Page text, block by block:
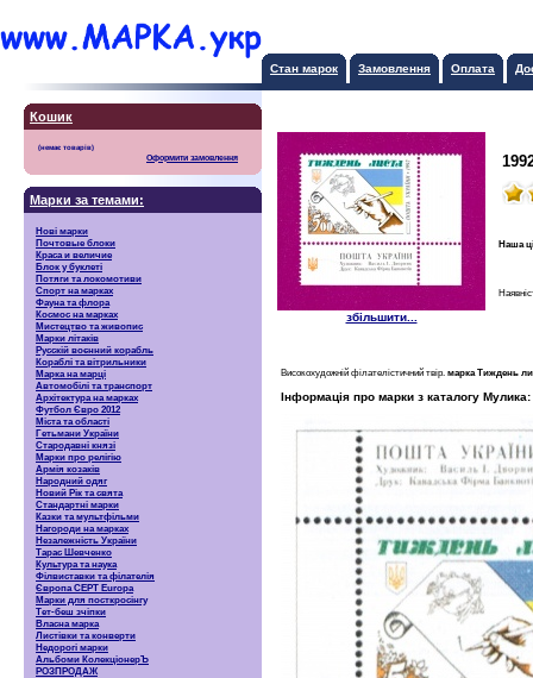
Стан марок Замовлення Оплата
Кошик
Оформити замовлення
Марки за темами:
Нові марки
Почтовые блоки
Краса и величие
Блок у буклеті
Потяги та локомотиви
Спорт на марках
Фауна та флора
Космос на марках
Мистецтво та живопис
Марки літаків
Русскiй воєнний корабль
Кораблі та вітрильники
Марка на марці
Автомобілі та транспорт
Архітектура на марках
Футбол Євро 2012
Міста та області
Гетьмани України
Стародавні князі
Марки про релігію
Армія козаків
Народний одяг
Новий Рік та свята
Стандартні марки
Казки та мультфільми
Нагороди на марках
Незалежність України
Тарас Шевченко
Культура та наука
Філвиставки та філателія
Європа CEPT Europa
Марки для посткросінгу
Тет-беш зчіпки
Власна марка
Листівки та конверти
Недорогі марки
Альбоми КолекціонерЪ
РОЗПРОДАЖ
збільшити...
Наша
Високохудожній філателістичний твір. марка Тиждень
Інформація про марки з каталогу Мулика: